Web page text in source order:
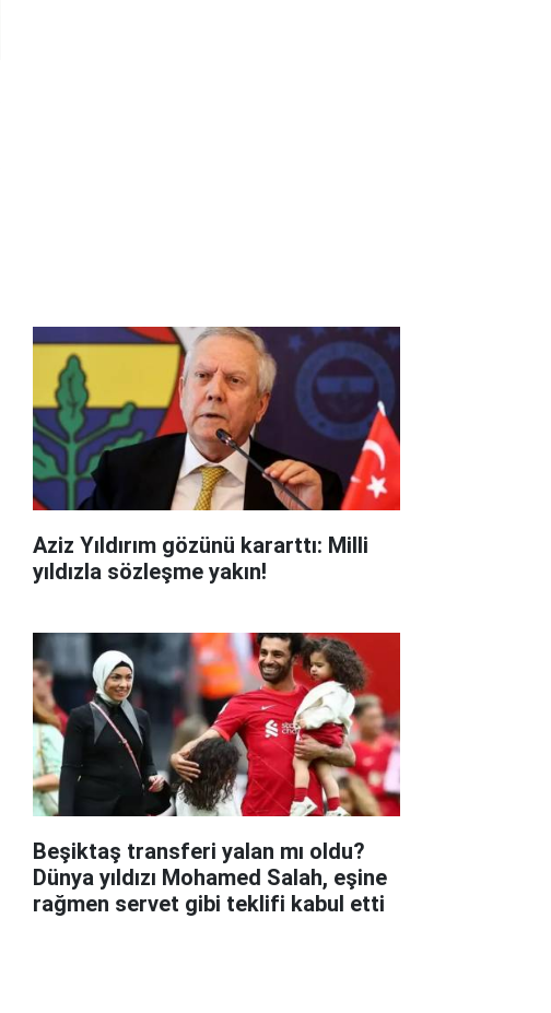
Aziz Yıldırım gözünü kararttı: Milli
yıldızla sözleşme yakın!
Beşiktaş transferi yalan mı oldu?
Dünya yıldızı Mohamed Salah, eşine
rağmen servet gibi teklifi kabul etti